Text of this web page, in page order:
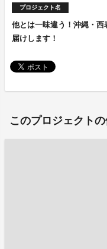
プロジェクト名
他とは一味違う！沖縄・
届けします！
このプロジェクト